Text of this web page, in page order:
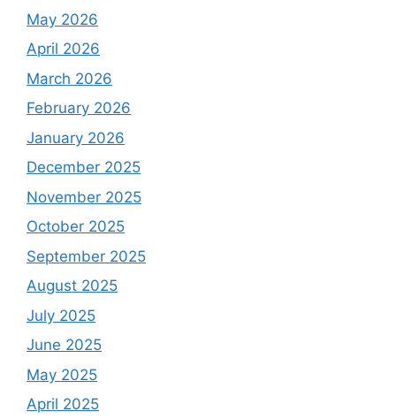
May 2026
April 2026
March 2026
February 2026
January 2026
December 2025
November 2025
October 2025
September 2025
August 2025
July 2025
June 2025
May 2025
April 2025